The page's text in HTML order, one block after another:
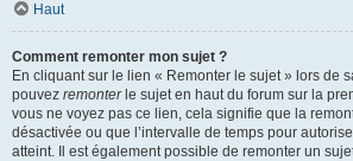
Haut
Comment remonter mon sujet ?
En cliquant sur le lien « Remonter le sujet » lors de
pouvez remonterle sujet en haut du forum sur la
vous ne voyez pas ce lien, cela signifie que la
désactivée ou que l’intervalle de temps pour
atteint. Il est également possible de remonter un